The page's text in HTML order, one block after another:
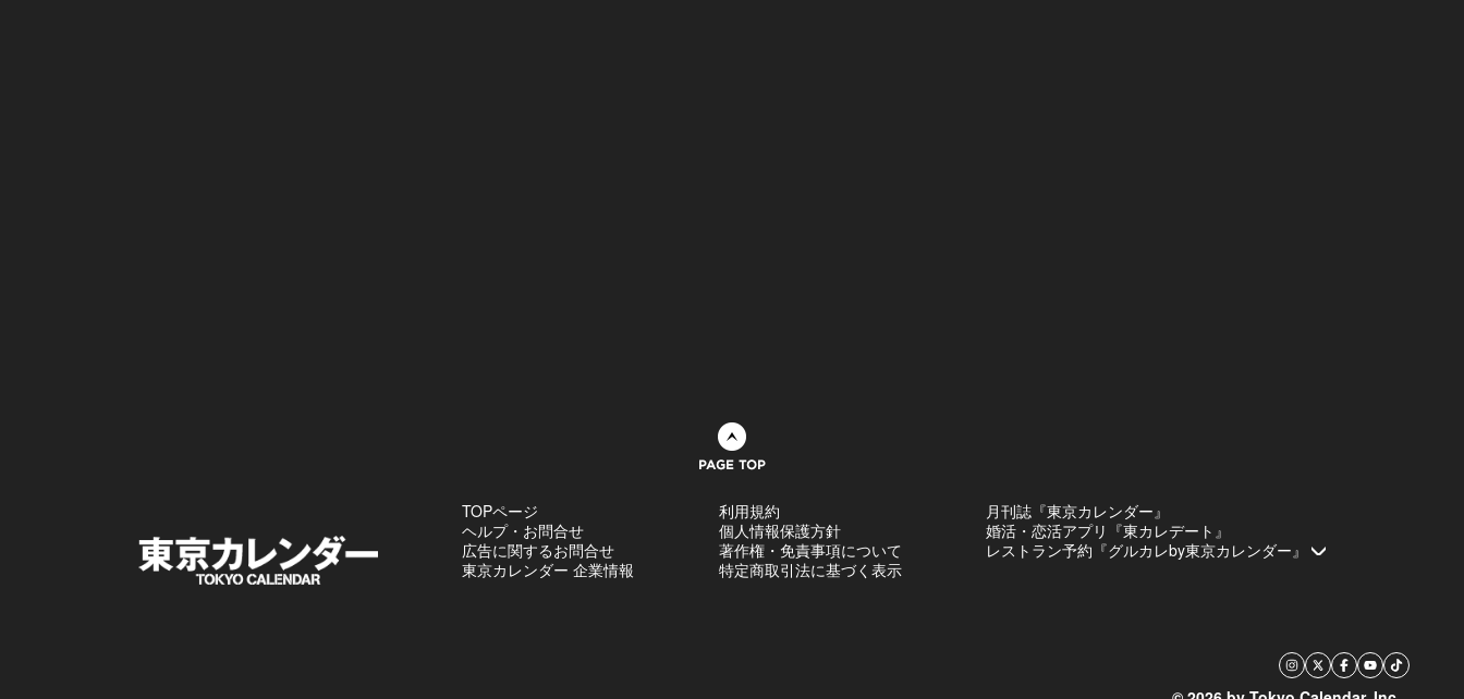
TOPページ
ヘルプ・お問合せ
広告に関するお問合せ
東京カレンダー 企業情報
利用規約
個人情報保護方針
著作権・免責事項について
特定商取引法に基づく表示
月刊誌『東京カレンダー』
婚活・恋活アプリ『東カレデート』
レストラン予約『グルカレby東京カレンダー』